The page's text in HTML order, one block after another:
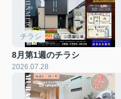
チラシ
8月第1週のチラシ
2026.07.28